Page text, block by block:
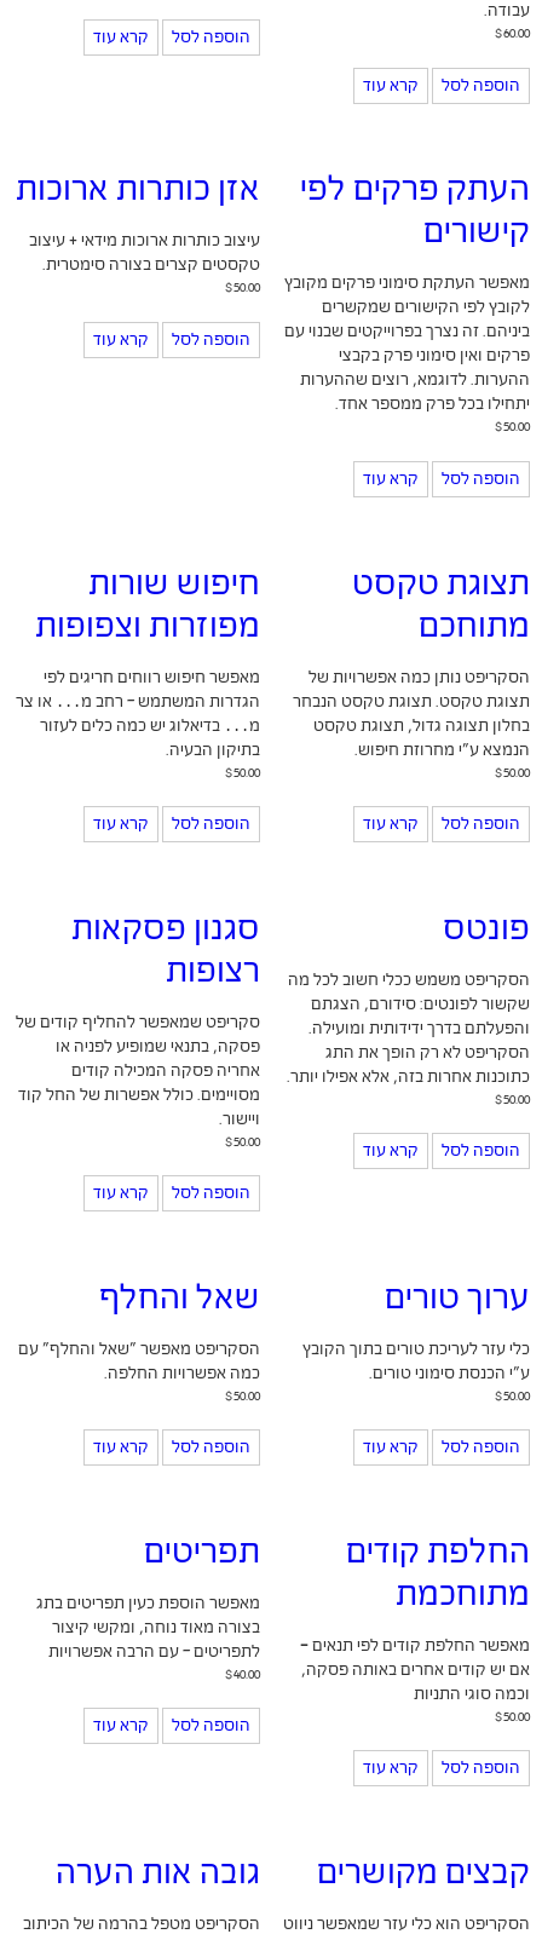
עבודה.
$60.00
הוספה לסל קרא עוד
הוספה לסל קרא עוד
העתק פרקים לפי
קישורים
מאפשר העתקת סימוני פרקים מקובץ
לקובץ לפי הקישורים שמקשרים
ביניהם. זה נצרך בפרוייקטים שבנוי עם
פרקים ואין סימוני פרק בקבצי
ההערות. לדוגמא, רוצים שההערות
יתחילו בכל פרק ממספר אחד.
$50.00
הוספה לסל קרא עוד
אזן כותרות ארוכות
עיצוב כותרות ארוכות מידאי + עיצוב
טקסטים קצרים בצורה סימטרית.
$50.00
הוספה לסל קרא עוד
תצוגת טקסט
מתוחכם
הסקריפט נותן כמה אפשרויות של
תצוגת טקסט. תצוגת טקסט הנבחר
בחלון תצוגה גדול, תצוגת טקסט
הנמצא ע"י מחרוזת חיפוש.
$50.00
הוספה לסל קרא עוד
חיפוש שורות
מפוזרות וצפופות
מאפשר חיפוש רווחים חריגים לפי
הגדרות המשתמש – רחב מ... או צר
מ... בדיאלוג יש כמה כלים לעזור
בתיקון הבעיה.
$50.00
הוספה לסל קרא עוד
פונטס
הסקריפט משמש ככלי חשוב לכל מה
שקשור לפונטים: סידורם, הצגתם
והפעלתם בדרך ידידותית ומועילה.
הסקריפט לא רק הופך את התג
כתוכנות אחרות בזה, אלא אפילו יותר.
$50.00
הוספה לסל קרא עוד
סגנון פסקאות
רצופות
סקריפט שמאפשר להחליף קודים של
פסקה, בתנאי שמופיע לפניה או
אחריה פסקה המכילה קודים
מסויימים. כולל אפשרות של החל קוד
ויישור.
$50.00
הוספה לסל קרא עוד
ערוך טורים
כלי עזר לעריכת טורים בתוך הקובץ
ע"י הכנסת סימוני טורים.
$50.00
הוספה לסל קרא עוד
שאל והחלף
הסקריפט מאפשר "שאל והחלף" עם
כמה אפשרויות החלפה.
$50.00
הוספה לסל קרא עוד
החלפת קודים
מתוחכמת
מאפשר החלפת קודים לפי תנאים -
אם יש קודים אחרים באותה פסקה,
וכמה סוגי התניות
$50.00
הוספה לסל קרא עוד
תפריטים
מאפשר הוספת כעין תפריטים בתג
בצורה מאוד נוחה, ומקשי קיצור
לתפריטים – עם הרבה אפשרויות
$40.00
הוספה לסל קרא עוד
קבצים מקושרים
הסקריפט הוא כלי עזר שמאפשר ניווט
גובה אות הערה
הסקריפט מטפל בהרמה של הכיתוב